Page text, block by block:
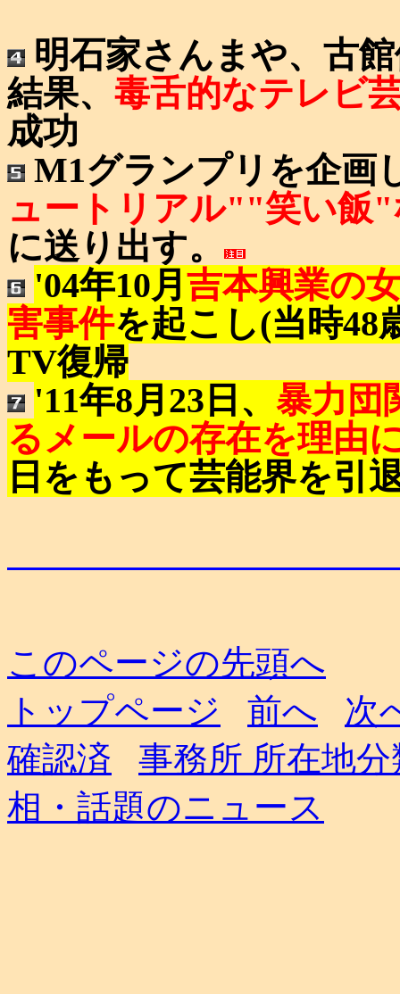
明石家さんまや、古
結果、 毒舌的なテレビ
成功
M1グランプリを企画
ュートリアル""笑い飯"
に送り出す。
'04年10月 吉本興業の
害事件を起こし(当時48
TV復帰
'11年8月23日、 暴力団
るメールの存在を理由
日をもって芸能界を引
このページの先頭へ
トップページ
前へ
次
確認済
事務所 所在地分
相・話題のニュース